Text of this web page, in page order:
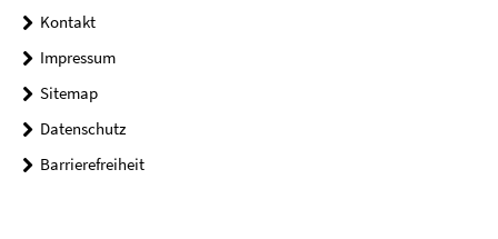
Kontakt
Impressum
Sitemap
Datenschutz
Barrierefreiheit